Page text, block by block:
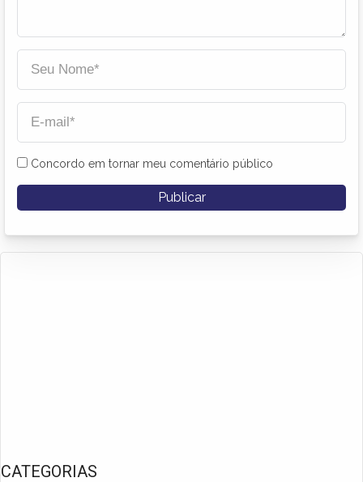
Concordo em tornar meu comentário público
CATEGORIAS